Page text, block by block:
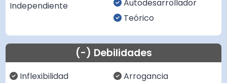
Independiente
Autodesarrollador
Teórico
(-) Debilidades
Inflexibilidad
Arrogancia